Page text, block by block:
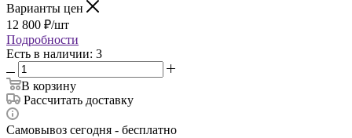
Варианты цен
12 800 ₽/шт
Подробности
Есть в наличии: 3
В корзину
Рассчитать доставку
Самовывоз сегодня - бесплатно